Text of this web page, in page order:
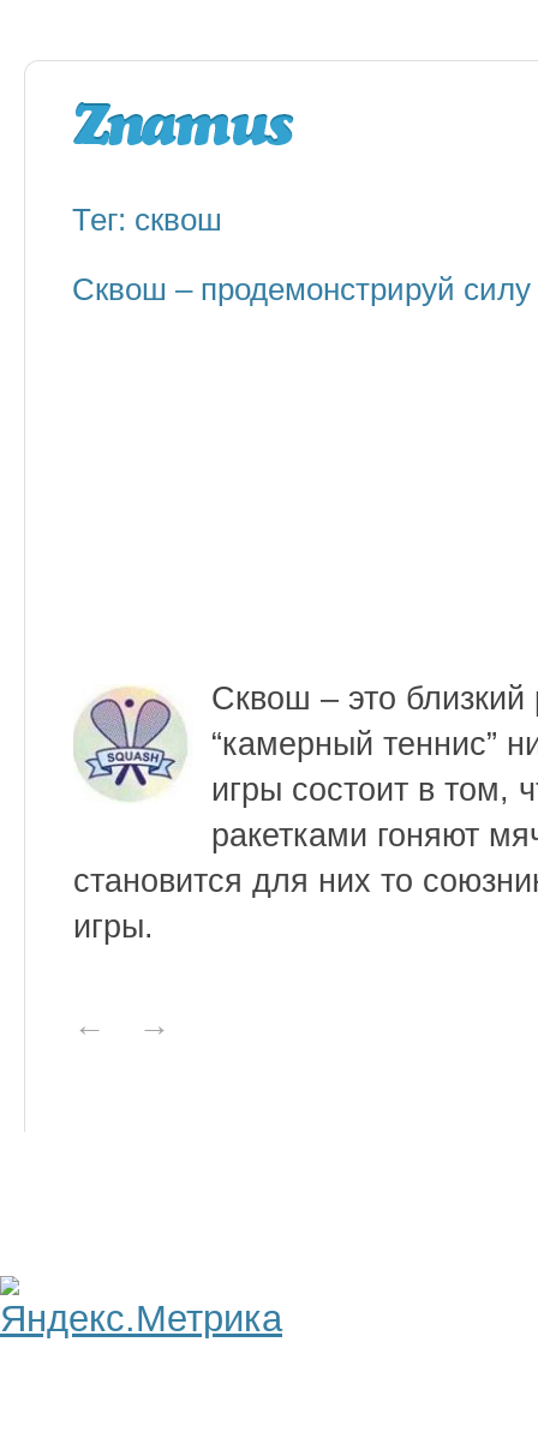
Тег: сквош
Сквош – продемонстрируй силу
Сквош – это близкий
“камерный теннис”
игры состоит в том,
ракетками гоняют
становится для них то
игры.
← →